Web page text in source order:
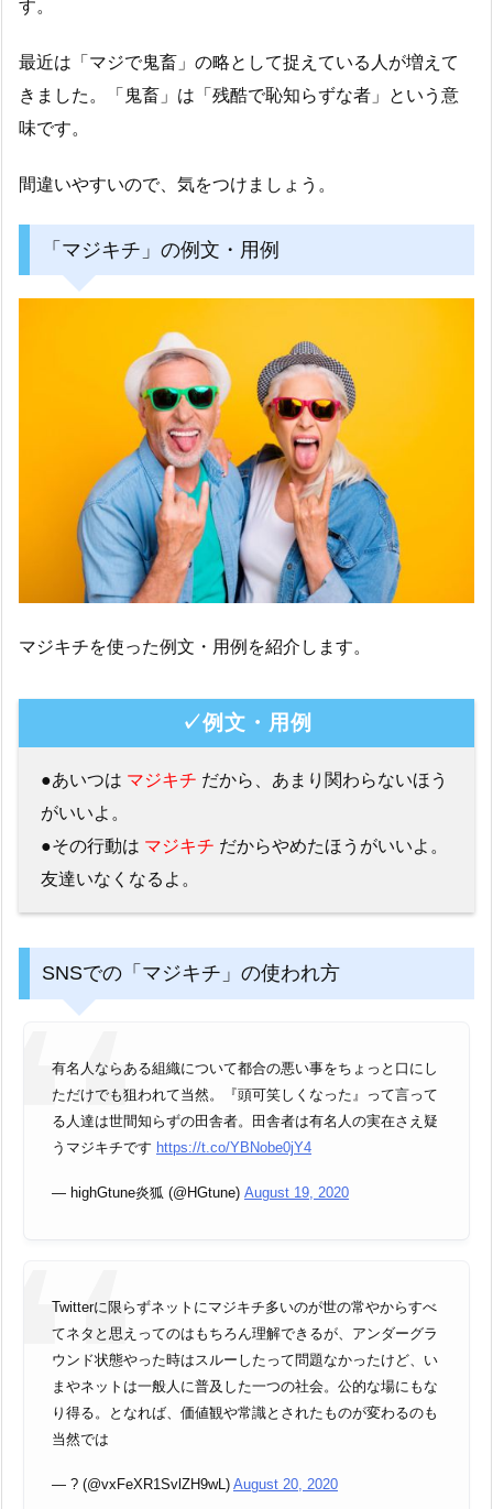
す。
最近は「マジで鬼畜」の略として捉えている人が増えて
きました。「鬼畜」は「残酷で恥知らずな者」という意
味です。
間違いやすいので、気をつけましょう。
「マジキチ」の例文・用例
マジキチを使った例文・用例を紹介します。
✓例文・用例
●あいつは マジキチ だから、あまり関わらないほう
がいいよ。
●その行動は マジキチ だからやめたほうがいいよ。
友達いなくなるよ。
SNSでの「マジキチ」の使われ方
有名人ならある組織について都合の悪い事をちょっと口にし
ただけでも狙われて当然。『頭可笑しくなった』って言って
る人達は世間知らずの田舎者。田舎者は有名人の実在さえ疑
うマジキチです https://t.co/YBNobe0jY4
— highGtune炎狐 (@HGtune) August 19, 2020
Twitterに限らずネットにマジキチ多いのが世の常やからすべ
てネタと思えってのはもちろん理解できるが、アンダーグラ
ウンド状態やった時はスルーしたって問題なかったけど、い
まやネットは一般人に普及した一つの社会。公的な場にもな
り得る。となれば、価値観や常識とされたものが変わるのも
当然では
— ? (@vxFeXR1SvlZH9wL) August 20, 2020